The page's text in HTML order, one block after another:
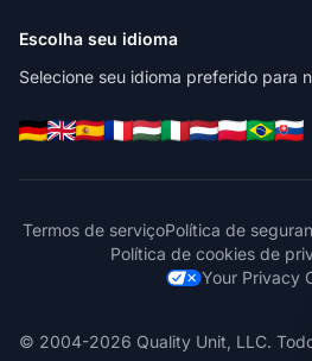
Escolha seu idioma
Selecione seu idioma preferido para
Termos de serviçoPolítica de
Política de cookies de
Your Privacy
© 2004-2026 Quality Unit, LLC.